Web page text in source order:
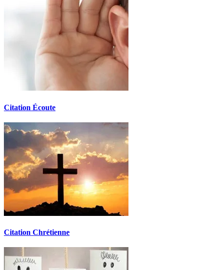
Citation Écoute
Citation Chrétienne